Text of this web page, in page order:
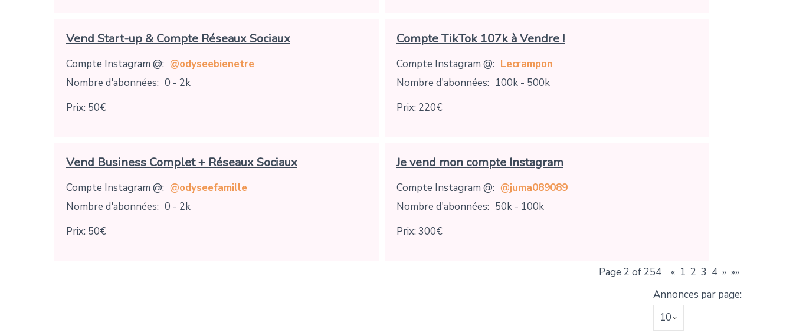
Vend Start-up & Compte Réseaux Sociaux
Compte Instagram @: @odyseebienetre
Nombre d'abonnées: 0 - 2k
Prix: 50€
Compte TikTok 107k à Vendre !
Compte Instagram @: Lecrampon
Nombre d'abonnées: 100k - 500k
Prix: 220€
Vend Business Complet + Réseaux Sociaux
Compte Instagram @: @odyseefamille
Nombre d'abonnées: 0 - 2k
Prix: 50€
Je vend mon compte Instagram
Compte Instagram @: @juma089089
Nombre d'abonnées: 50k - 100k
Prix: 300€
Page 2 of 254 « 1 2 3 4 » »»
Annonces par page: